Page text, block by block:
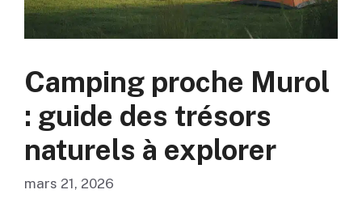
Camping proche Murol
: guide des trésors
naturels à explorer
mars 21, 2026